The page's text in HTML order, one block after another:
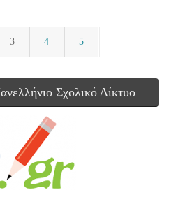
3 4 5
Σχολικό Δίκτυο